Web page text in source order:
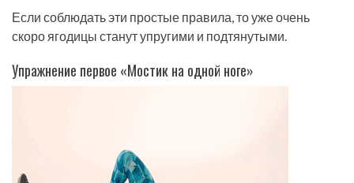
Если соблюдать эти простые правила, то уже очень
скоро ягодицы станут упругими и подтянутыми.
Упражнение первое «Мостик на одной ноге»